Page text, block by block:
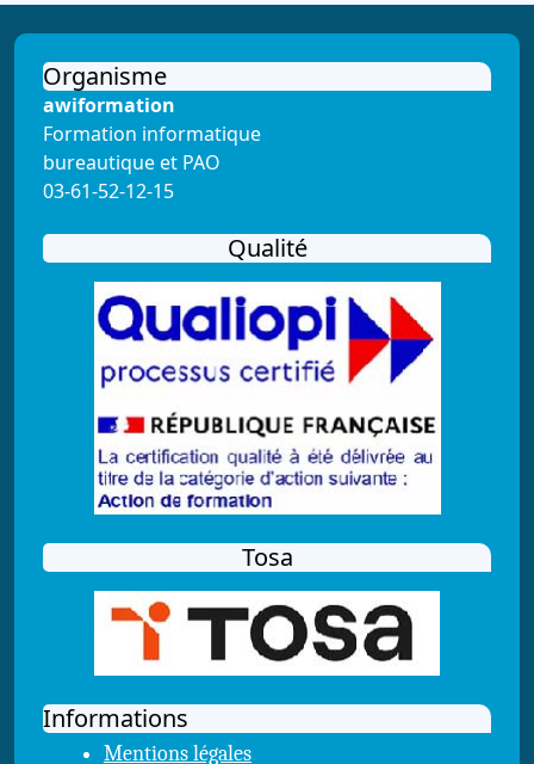
Organisme
awiformation
Formation informatique
bureautique et PAO
03-61-52-12-15
Qualité
Tosa
Informations
Mentions légales